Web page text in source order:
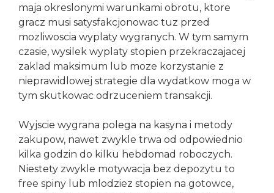
maja okreslonymi warunkami obrotu, ktore
gracz musi satysfakcjonowac tuz przed
mozliwoscia wyplaty wygranych. W tym samym
czasie, wysilek wyplaty stopien przekraczajacej
zaklad maksimum lub moze korzystanie z
nieprawidlowej strategie dla wydatkow moga w
tym skutkowac odrzuceniem transakcji.
Wyjscie wygrana polega na kasyna i metody
zakupow, nawet zwykle trwa od odpowiednio
kilka godzin do kilku hebdomad roboczych.
Niestety zwykle motywacja bez depozytu to
free spiny lub mlodziez stopien na gotowce,